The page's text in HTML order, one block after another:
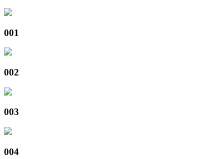
001
002
003
004